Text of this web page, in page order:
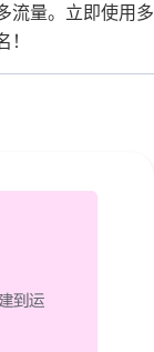
流量。立即使用多